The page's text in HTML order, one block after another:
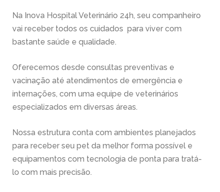
Na Inova Hospital Veterinário 24h, seu companheiro
vai receber todos os cuidados para viver com
bastante saúde e qualidade.
Oferecemos desde consultas preventivas e
vacinação até atendimentos de emergência e
internações, com uma equipe de veterinários
especializados em diversas áreas.
Nossa estrutura conta com ambientes planejados
para receber seu pet da melhor forma possível e
equipamentos com tecnologia de ponta para tratá-
lo com mais precisão.